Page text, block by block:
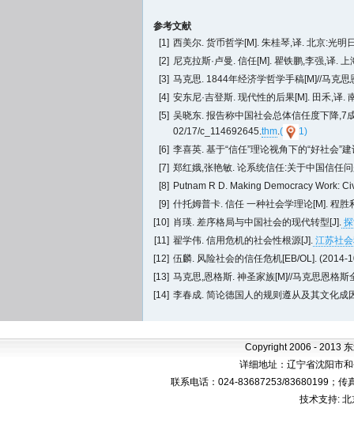
参考文献
[1] 西美尔. 货币哲学[M]. 朱桂琴,译. 北京:光明
[2] 尼克拉斯·卢曼. 信任[M]. 瞿铁鹏,李强,译.
[3] 马克思. 1844年经济学哲学手稿[M]//马克
[4] 安东尼·吉登斯. 现代性的后果[M]. 田禾,译.
[5] 吴晓东. 报告称中国社会总体信任度下降
02/17/c_114692645.thm.(
1)
[6] 李喜英. 基于“信任”理论视角下的“好社会”建
[7] 郑红娥,张艳敏. 论系统信任:关于中国信任
[8] Putnam R D. Making Democracy Work:
[9] 什托姆普卡. 信任 一种社会学理论[M]. 程
[10] 肖瑛. 差序格局与中国社会的现代转型[J].
[11] 翟学伟. 信用危机的社会性根源[J]. 江苏社
[12] 伍麟. 风险社会的信任危机[EB/OL].
[13] 马克思,恩格斯. 神圣家族[M]//马克思恩格
[14] 李春成. 简论德国人的规则遵从及其文化成